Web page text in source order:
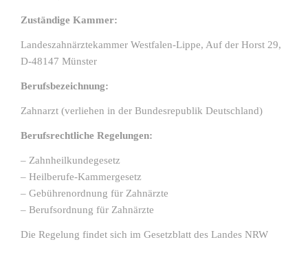
Zuständige Kammer:
Landeszahnärztekammer Westfalen-Lippe, Auf der Horst 29,
D-48147 Münster
Berufsbezeichnung:
Zahnarzt (verliehen in der Bundesrepublik Deutschland)
Berufsrechtliche Regelungen:
– Zahnheilkundegesetz
– Heilberufe-Kammergesetz
– Gebührenordnung für Zahnärzte
– Berufsordnung für Zahnärzte
Die Regelung findet sich im Gesetzblatt des Landes NRW